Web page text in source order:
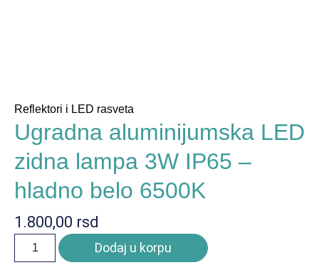
Reflektori i LED rasveta
Ugradna aluminijumska LED
zidna lampa 3W IP65 –
hladno belo 6500K
1.800,00 rsd
Dodaj u korpu